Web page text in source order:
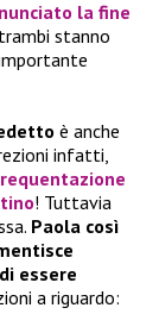
la fine
stanno
è anche
infatti,
! Tuttavia
Paola così
essere
a riguardo: